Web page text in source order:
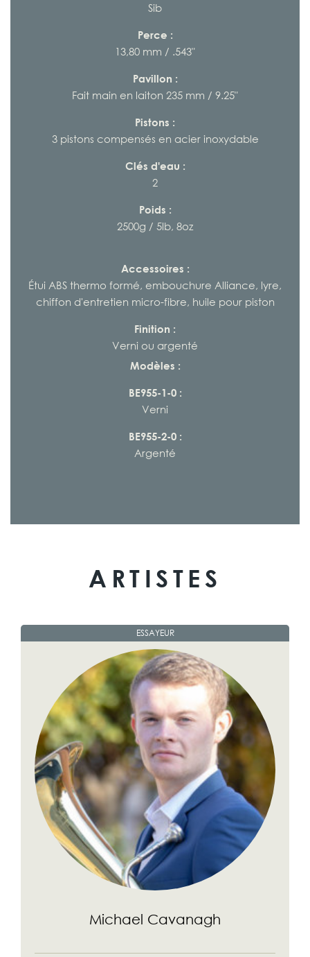
Sib
Perce :
13,80 mm / .543"
Pavillon :
Fait main en laiton 235 mm / 9.25"
Pistons :
3 pistons compensés en acier inoxydable
Clés d'eau :
2
Poids :
2500g / 5lb, 8oz
Accessoires :
Étui ABS thermo formé, embouchure Alliance, lyre,
chiffon d'entretien micro-fibre, huile pour piston
Finition :
Verni ou argenté
Modèles :
BE955-1-0 :
Verni
BE955-2-0 :
Argenté
ARTISTES
ESSAYEUR
Michael Cavanagh